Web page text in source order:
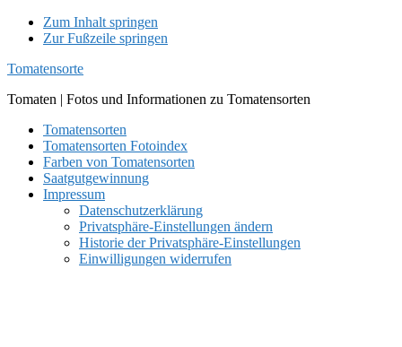
Zum Inhalt springen
Zur Fußzeile springen
Tomatensorte
Tomaten | Fotos und Informationen zu Tomatensorten
Tomatensorten
Tomatensorten Fotoindex
Farben von Tomatensorten
Saatgutgewinnung
Impressum
Datenschutzerklärung
Privatsphäre-Einstellungen ändern
Historie der Privatsphäre-Einstellungen
Einwilligungen widerrufen